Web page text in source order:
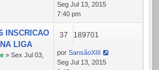
Seg Jul 13, 2015
7:40 pm
INSCRICAO
LIGA
» Sex Jul 03,
37 189701
por SansãoXIII
Seg Jul 13, 2015